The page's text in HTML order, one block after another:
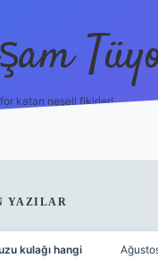
katan neşeli fikirler!
YAZILAR
kulağı hangi